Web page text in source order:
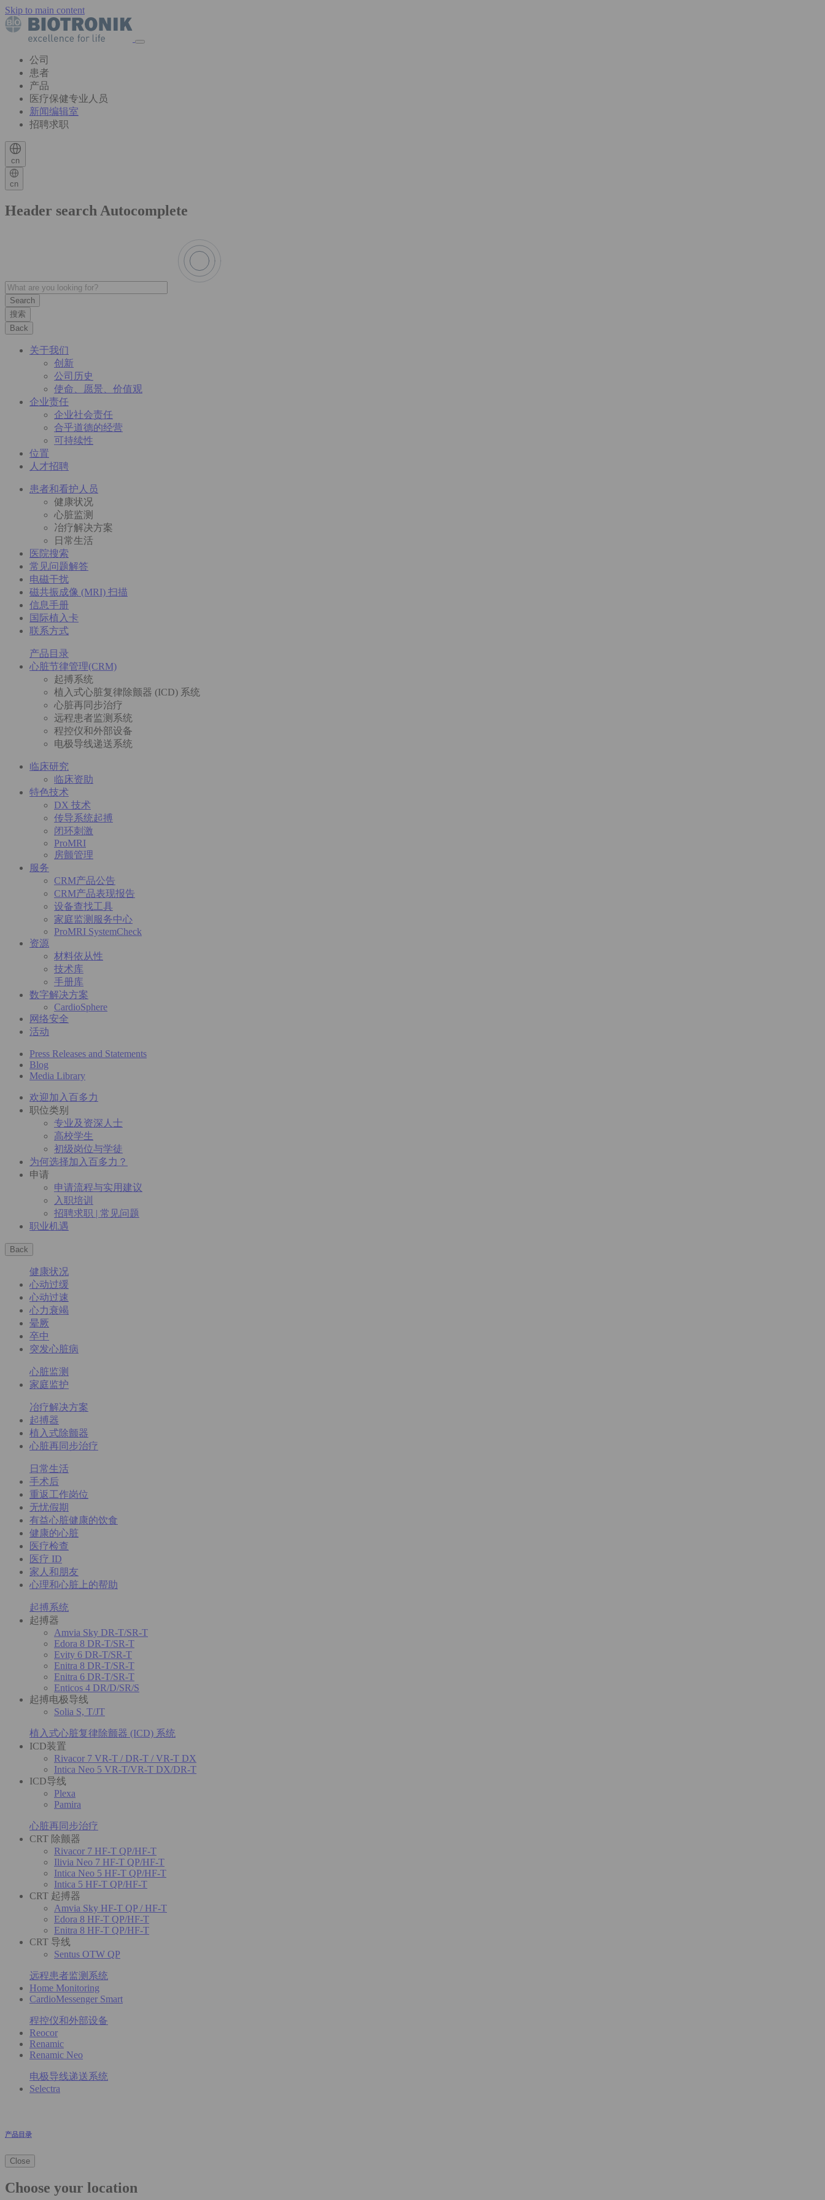
Skip to main content
公司
患者
产品
医疗保健专业人员
新闻编辑室
招聘求职
cn
cn
Header search Autocomplete
搜索
Back
关于我们
创新
公司历史
使命、愿景、价值观
企业责任
企业社会责任
合乎道德的经营
可持续性
位置
人才招聘
患者和看护人员
健康状况
心脏监测
冶疗解决方案
日常生活
医院搜索
常见问题解答
电磁干扰
磁共振成像 (MRI) 扫描
信息手册
国际植入卡
联系方式
产品目录
心脏节律管理(CRM)
起搏系统
植入式心脏复律除颤器 (ICD) 系统
心脏再同步治疗
远程患者监测系统
程控仪和外部设备
电极导线递送系统
临床研究
临床资助
特色技术
DX 技术
传导系统起搏
闭环刺激
ProMRI
房颤管理
服务
CRM产品公告
CRM产品表现报告
设备查找工具
家庭监测服务中心
ProMRI SystemCheck
资源
材料依从性
技术库
手册库
数字解决方案
CardioSphere
网络安全
活动
Press Releases and Statements
Blog
Media Library
欢迎加入百多力
职位类别
专业及资深人士
高校学生
初级岗位与学徒
为何选择加入百多力？
申请
申请流程与实用建议
入职培训
招聘求职 | 常见问题
职业机遇
Back
健康状况
心动过缓
心动过速
心力衰竭
晕厥
卒中
突发心脏病
心脏监测
家庭监护
冶疗解决方案
起搏器
植入式除颤器
心脏再同步治疗
日常生活
手术后
重返工作岗位
无忧假期
有益心脏健康的饮食
健康的心脏
医疗检查
医疗 ID
家人和朋友
心理和心脏上的帮助
起搏系统
起搏器
Amvia Sky DR-T/SR-T
Edora 8 DR-T/SR-T
Evity 6 DR-T/SR-T
Enitra 8 DR-T/SR-T
Enitra 6 DR-T/SR-T
Enticos 4 DR/D/SR/S
起搏电极导线
Solia S, T/JT
植入式心脏复律除颤器 (ICD) 系统
ICD装置
Rivacor 7 VR-T / DR-T / VR-T DX
Intica Neo 5 VR-T/VR-T DX/DR-T
ICD导线
Plexa
Pamira
心脏再同步治疗
CRT 除颤器
Rivacor 7 HF-T QP/HF-T
Ilivia Neo 7 HF-T QP/HF-T
Intica Neo 5 HF-T QP/HF-T
Intica 5 HF-T QP/HF-T
CRT 起搏器
Amvia Sky HF-T QP / HF-T
Edora 8 HF-T QP/HF-T
Enitra 8 HF-T QP/HF-T
CRT 导线
Sentus OTW QP
远程患者监测系统
Home Monitoring
CardioMessenger Smart
程控仪和外部设备
Reocor
Renamic
Renamic Neo
电极导线递送系统
Selectra
产品目录
Close
Choose your location